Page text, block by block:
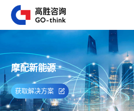
摩配新能源
获取解决方案